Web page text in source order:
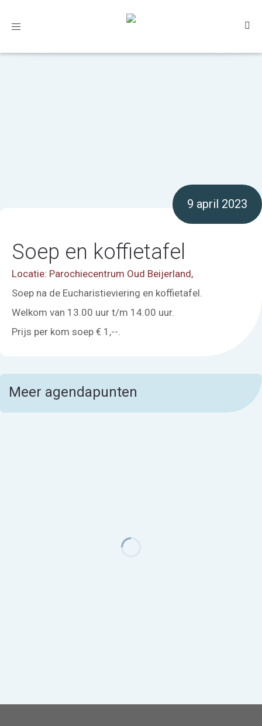
Toggle
9 april 2023
Soep en koffietafel
Locatie: Parochiecentrum Oud Beijerland,
Soep na de Eucharistieviering en koffietafel.
Welkom van 13.00 uur t/m 14.00 uur.
Prijs per kom soep € 1,--.
Meer agendapunten